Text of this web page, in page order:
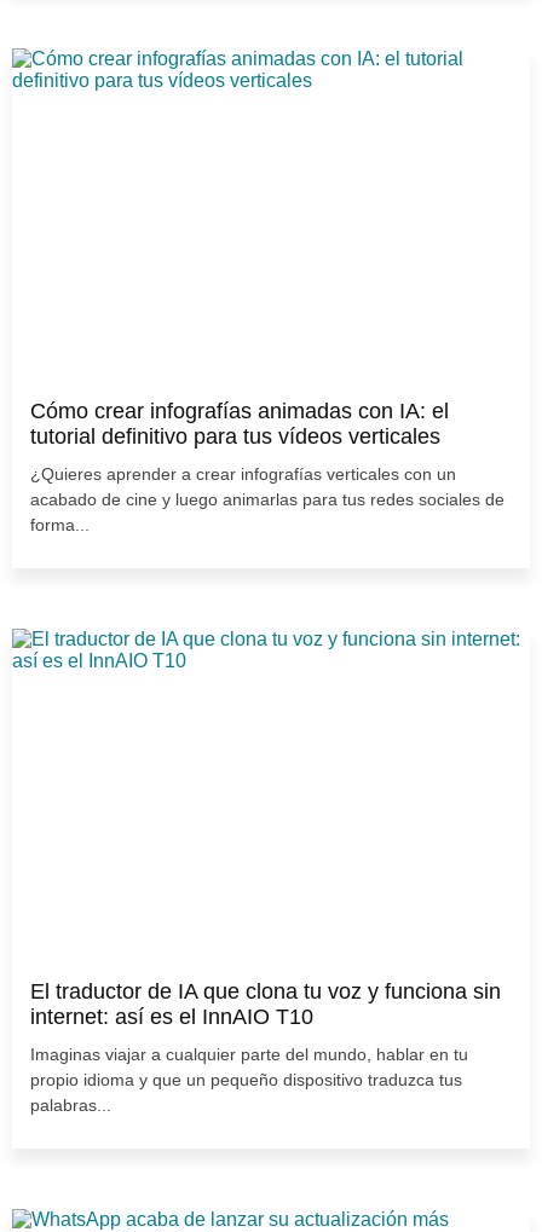
Cómo crear infografías animadas con IA: el
tutorial definitivo para tus vídeos verticales
¿Quieres aprender a crear infografías verticales con un
acabado de cine y luego animarlas para tus redes sociales de
forma...
El traductor de IA que clona tu voz y funciona sin
internet: así es el InnAIO T10
Imaginas viajar a cualquier parte del mundo, hablar en tu
propio idioma y que un pequeño dispositivo traduzca tus
palabras...